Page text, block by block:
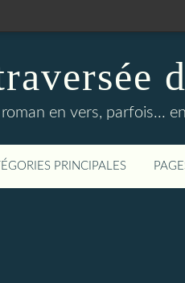
en vers, parfois...
PRINCIPALES